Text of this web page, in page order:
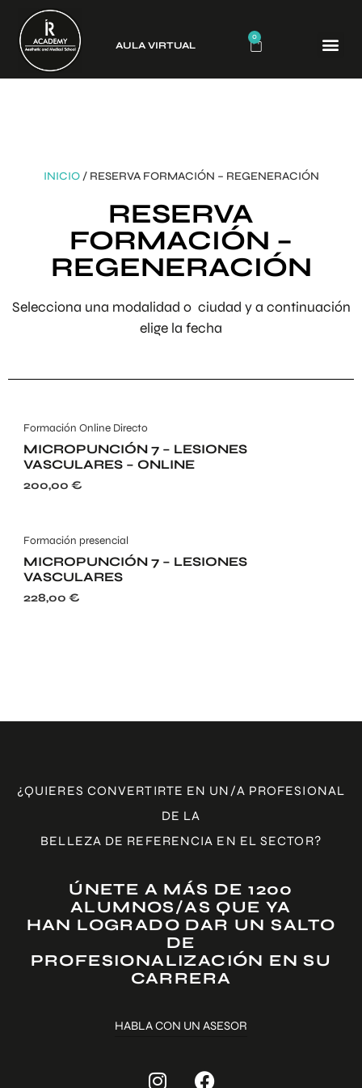
AULA VIRTUAL
0
INICIO/ RESERVA FORMACIÓN – REGENERACIÓN
RESERVA
FORMACIÓN –
REGENERACIÓN
Selecciona una modalidad o ciudad y a continuación
elige la fecha
Formación Online Directo
MICROPUNCIÓN 7 – LESIONES
VASCULARES – ONLINE
200,00€
Formación presencial
MICROPUNCIÓN 7 – LESIONES
VASCULARES
228,00€
¿QUIERES CONVERTIRTE EN UN/A PROFESIONAL
DE LA
BELLEZA DE REFERENCIA EN EL SECTOR?
ÚNETE A MÁS DE 1200
ALUMNOS/AS QUE YA
HAN LOGRADO DAR UN SALTO
DE
PROFESIONALIZACIÓN EN SU
CARRERA
HABLA CON UN ASESOR